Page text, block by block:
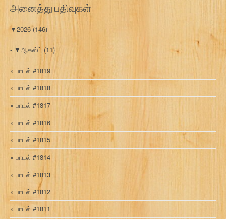
அனைத்து பதிவுகள்
▼2026(146)
▼ஆகஸ்ட் (11)
பாடல் #1819
பாடல் #1818
பாடல் #1817
பாடல் #1816
பாடல் #1815
பாடல் #1814
பாடல் #1813
பாடல் #1812
பாடல் #1811